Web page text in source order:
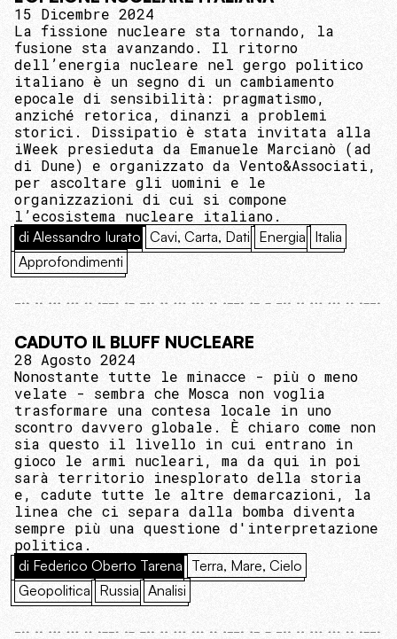
15 Dicembre 2024
La fissione nucleare sta tornando, la
fusione sta avanzando. Il ritorno
dell’energia nucleare nel gergo politico
italiano è un segno di un cambiamento
epocale di sensibilità: pragmatismo,
anziché retorica, dinanzi a problemi
storici. Dissipatio è stata invitata alla
iWeek presieduta da Emanuele Marcianò (ad
di Dune) e organizzato da Vento&Associati,
per ascoltare gli uomini e le
organizzazioni di cui si compone
l’ecosistema nucleare italiano.
di Alessandro Iurato Cavi, Carta, Dati Energia Italia
Approfondimenti
CADUTO IL BLUFF NUCLEARE
28 Agosto 2024
Nonostante tutte le minacce - più o meno
velate - sembra che Mosca non voglia
trasformare una contesa locale in uno
scontro davvero globale. È chiaro come non
sia questo il livello in cui entrano in
gioco le armi nucleari, ma da qui in poi
sarà territorio inesplorato della storia
e, cadute tutte le altre demarcazioni, la
linea che ci separa dalla bomba diventa
sempre più una questione d'interpretazione
politica.
di Federico Oberto Tarena Terra, Mare, Cielo
Geopolitica Russia Analisi